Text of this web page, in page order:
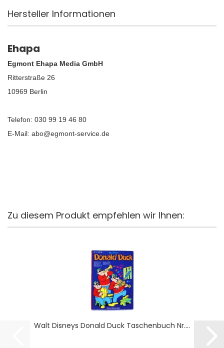
Hersteller Informationen
Ehapa
Egmont Ehapa Media GmbH
Ritterstraße 26
10969 Berlin
Telefon: 030 99 19 46 80
E-Mail: abo@egmont-service.de
Zu diesem Produkt empfehlen wir Ihnen:
Walt Disneys Donald Duck Taschenbuch Nr....